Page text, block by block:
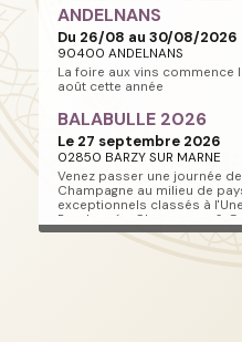
ANDELNANS
Du 26/08 au 30/08/2026
90400 ANDELNANS
La foire aux vins commence
août cette année
BALABULLE 2026
Le 27 septembre 2026
02850 BARZY SUR MARNE
Venez passer une journée
Champagne au milieu de
exceptionnels classés à
Randonnée, Champagne &
RDV.